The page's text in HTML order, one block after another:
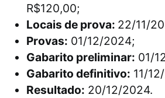
R$120,00;
Locais de prova: 22/11/
Provas: 01/12/2024;
Gabarito preliminar: 01/
Gabarito definitivo: 11/
Resultado: 20/12/2024.